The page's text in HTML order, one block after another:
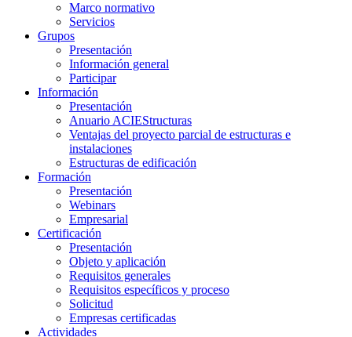
Marco normativo
Servicios
Grupos
Presentación
Información general
Participar
Información
Presentación
Anuario ACIEStructuras
Ventajas del proyecto parcial de estructuras e
instalaciones
Estructuras de edificación
Formación
Presentación
Webinars
Empresarial
Certificación
Presentación
Objeto y aplicación
Requisitos generales
Requisitos específicos y proceso
Solicitud
Empresas certificadas
Actividades